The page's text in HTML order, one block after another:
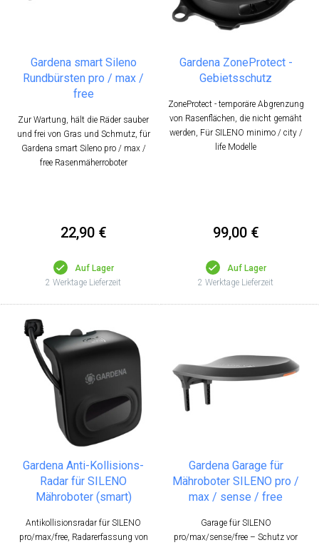
Gardena smart Sileno
Rundbürsten pro / max /
free
Zur Wartung, hält die Räder sauber
und frei von Gras und Schmutz, für
Gardena smart Sileno pro / max /
free Rasenmäherroboter
22,90 €
Auf Lager
2 Werktage Lieferzeit
Gardena ZoneProtect -
Gebietsschutz
ZoneProtect - temporäre Abgrenzung
von Rasenflächen, die nicht gemäht
werden, Für SILENO minimo / city /
life Modelle
99,00 €
Auf Lager
2 Werktage Lieferzeit
Gardena Anti-Kollisions-
Radar für SILENO
Mähroboter (smart)
Antikollisionsradar für SILENO
pro/max/free, Radarerfassung von
Gardena Garage für
Mähroboter SILENO pro /
max / sense / free
Garage für SILENO
pro/max/sense/free – Schutz vor